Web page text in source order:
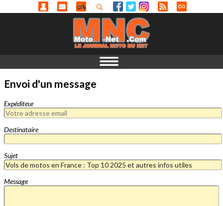
Envoi d'un message
Expéditeur
Destinataire
Sujet
Message